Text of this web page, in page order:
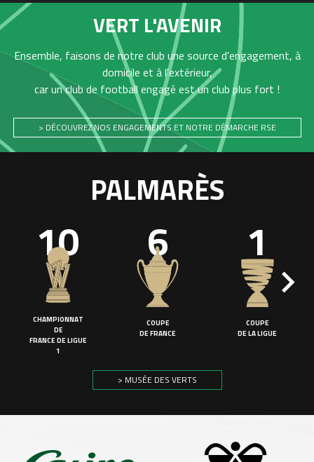
VERT L'AVENIR
Ensemble, faisons de notre club une source d'engagement, à
domicile et à l'extérieur,
car un club de football engagé est un club plus fort !
> DÉCOUVREZ NOS ENGAGEMENTS ET NOTRE DÉMARCHE RSE
PALMARÈS
10
CHAMPIONNAT
DE
FRANCE DE LIGUE
1
6
COUPE
DE FRANCE
1
COUPE
DE LA LIGUE
> MUSÉE DES VERTS